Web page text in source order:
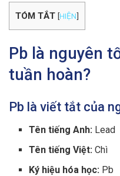
TÓM TẮT [HIỆN]
Pb là nguyên
tuần hoàn?
Pb là viết tắt của
Tên tiếng Anh: Lead
Tên tiếng Việt: Chì
Ký hiệu hóa học: Pb